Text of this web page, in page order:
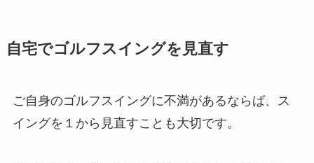
自宅でゴルフスイングを見直す
ご自身のゴルフスイングに不満があるならば、ス
イングを１から見直すことも大切です。